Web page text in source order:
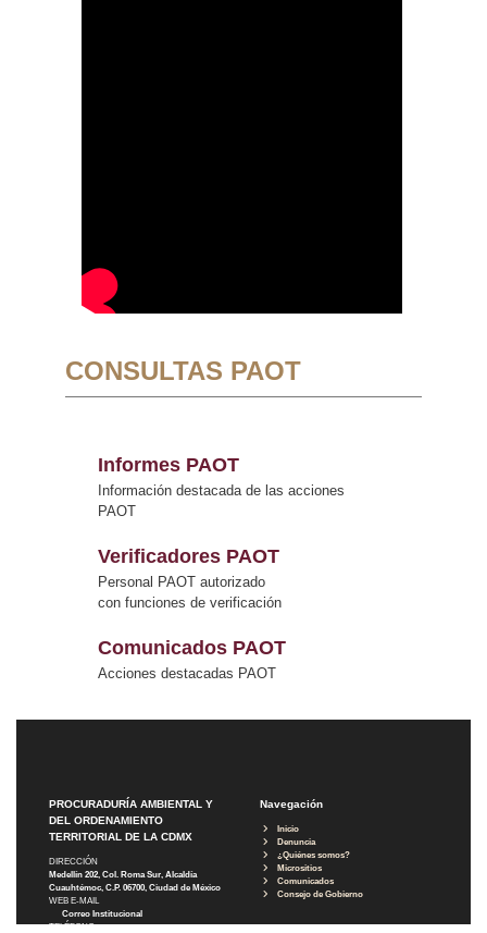
CONSULTAS PAOT
Informes PAOT
Información destacada de las acciones
PAOT
Verificadores PAOT
Personal PAOT autorizado
con funciones de verificación
Comunicados PAOT
Acciones destacadas PAOT
PROCURADURÍA AMBIENTAL Y
DEL ORDENAMIENTO
TERRITORIAL DE LA CDMX
DIRECCIÓN
Medellín 202, Col. Roma Sur, Alcaldía
Cuauhtémoc, C.P. 06700, Ciudad de México
WEB E-MAIL
Correo Institucional
TELÉFONO
Navegación
Inicio
Denuncia
¿Quiénes somos?
Micrositios
Comunicados
Consejo de Gobierno